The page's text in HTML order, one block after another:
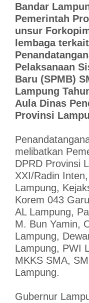
Bandar
Pemerintah
unsur
lembaga
Pelaksanaan
Baru (SPMB)
Lampung
Aula Dinas
Provinsi
melibatkan
DPRD Provinsi
XXI/Radin
Lampung,
Korem 043
AL Lampung,
M. Bun Yamin,
Lampung,
Lampung, PWI
MKKS SMA,
Lampung.
Gubernur